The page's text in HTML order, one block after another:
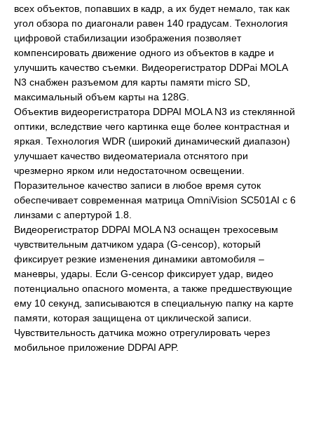
всех объектов, попавших в кадр, а их будет немало, так как
угол обзора по диагонали равен 140 градусам. Технология
цифровой стабилизации изображения позволяет
компенсировать движение одного из объектов в кадре и
улучшить качество съемки. Видеорегистратор DDPai MOLA
N3 снабжен разъемом для карты памяти micro SD,
максимальный объем карты на 128G.
Объектив видеорегистратора DDPAI MOLA N3 из стеклянной
оптики, вследствие чего картинка еще более контрастная и
яркая. Технология WDR (широкий динамический диапазон)
улучшает качество видеоматериала отснятого при
чрезмерно ярком или недостаточном освещении.
Поразительное качество записи в любое время суток
обеспечивает современная матрица OmniVision SC501AI с 6
линзами c апертурой 1.8.
Видеорегистратор DDPAI MOLA N3 оснащен трехосевым
чувствительным датчиком удара (G-сенсор), который
фиксирует резкие изменения динамики автомобиля –
маневры, удары. Если G-сенсор фиксирует удар, видео
потенциально опасного момента, а также предшествующие
ему 10 секунд, записываются в специальную папку на карте
памяти, которая защищена от циклической записи.
Чувствительность датчика можно отрегулировать через
мобильное приложение DDPAI APP.